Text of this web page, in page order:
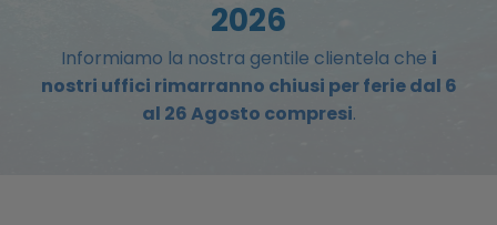
2026
Informiamo la nostra gentile clientela che i
nostri uffici rimarranno chiusi per ferie dal 6
al 26 Agosto compresi.